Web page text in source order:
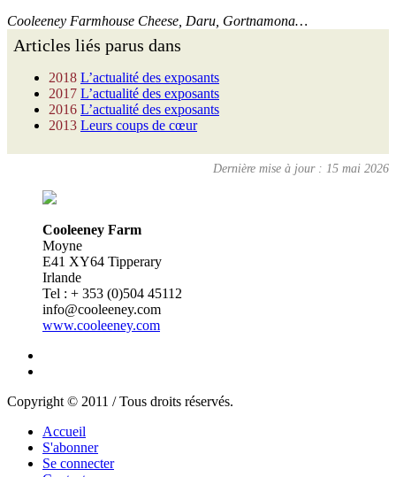
Cooleeney Farmhouse Cheese, Daru, Gortnamona…
Articles liés parus dans
2018 L’actualité des exposants
2017 L’actualité des exposants
2016 L’actualité des exposants
2013 Leurs coups de cœur
Dernière mise à jour : 15 mai 2026
Cooleeney Farm
Moyne
E41 XY64 Tipperary
Irlande
Tel : + 353 (0)504 45112
info@cooleeney.com
www.cooleeney.com
Copyright © 2011 / Tous droits réservés.
Accueil
S'abonner
Se connecter